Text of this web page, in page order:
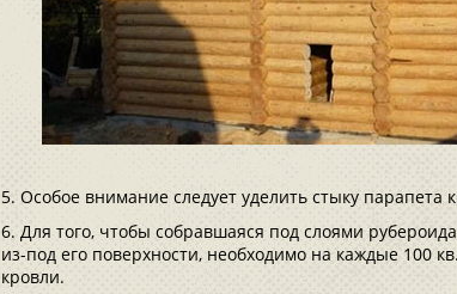
Особое внимание следует уделить стыку парапета
Для того, чтобы собравшаяся под слоями
из-под его поверхности, необходимо на каждые 100
кровли.